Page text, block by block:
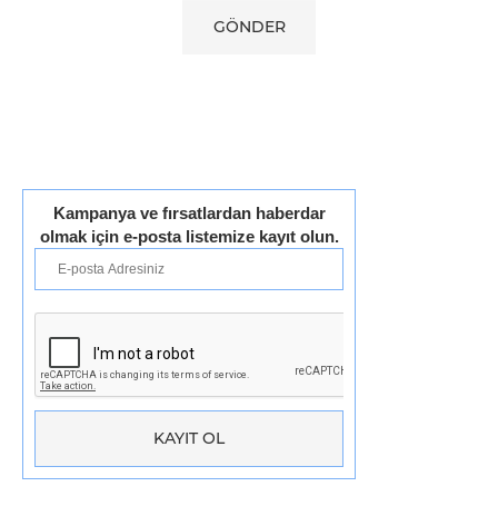
Kampanya ve fırsatlardan haberdar
olmak için e-posta listemize kayıt olun.